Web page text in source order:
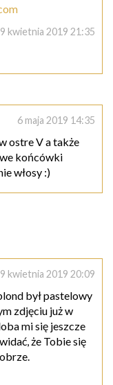
kwietnia 2019 21:35
6 maja 2019 14:35
ostre V a także
końcówki
włosy :)
kwietnia 2019 20:09
był pastelowy
zdjęciu już w
mi się jeszcze
że Tobie się